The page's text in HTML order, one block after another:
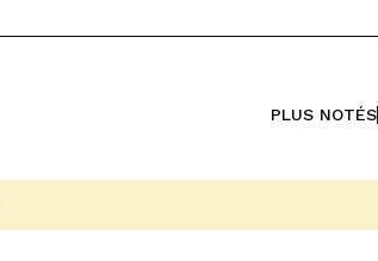
PLUS NOTÉS